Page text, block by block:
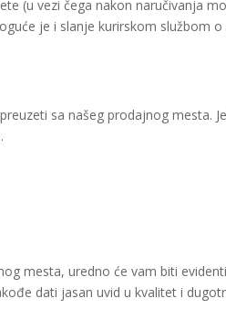
(u vezi čega nakon naručivanja
je i slanje kurirskom službom
sa našeg prodajnog mesta.
mesta, uredno će vam biti
dati jasan uvid u kvalitet i